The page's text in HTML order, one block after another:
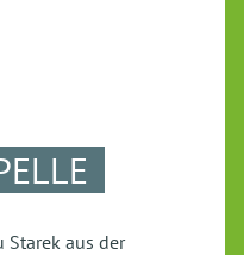
Starek aus der